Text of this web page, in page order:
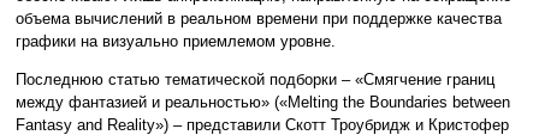
объема вычислений в реальном времени при поддержке качества
графики на визуально приемлемом уровне.
Последнюю статью тематической подборки – «Смягчение границ
между фантазией и реальностью» («Melting the Boundaries between
Fantasy and Reality») – представили Скотт Троубридж и Кристофер